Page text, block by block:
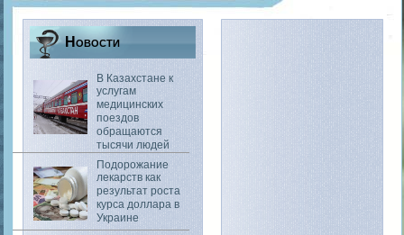
Новости
В Казахстане к
услугам
медицинских
поездов
обращаются
тысячи людей
Подорожание
лекарств как
результат роста
курса доллара в
Украине